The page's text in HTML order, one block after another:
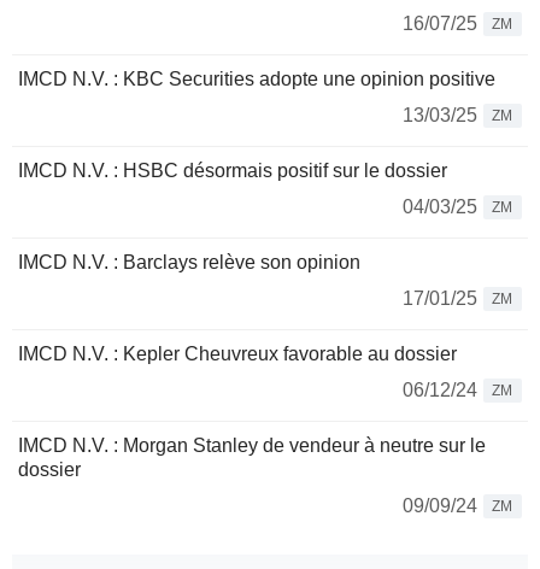
16/07/25
ZM
IMCD N.V. : KBC Securities adopte une opinion positive
13/03/25
ZM
IMCD N.V. : HSBC désormais positif sur le dossier
04/03/25
ZM
IMCD N.V. : Barclays relève son opinion
17/01/25
ZM
IMCD N.V. : Kepler Cheuvreux favorable au dossier
06/12/24
ZM
IMCD N.V. : Morgan Stanley de vendeur à neutre sur le
dossier
09/09/24
ZM